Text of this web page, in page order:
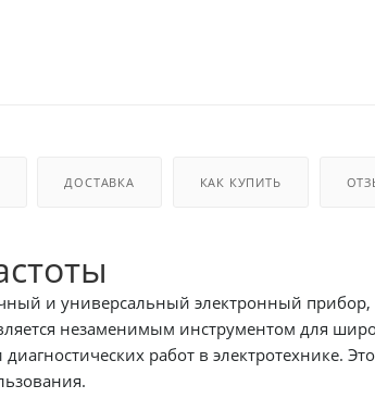
ДОСТАВКА КАК КУПИТЬ
электронный прибор, предназначенный
электротехнике. Этот синтезатор частоты разработан для